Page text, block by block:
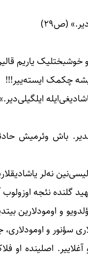
(ص۲۹)
خوشبختلیک یاریم
چکمک ایسته‌ییر!!!
ایلگیلی‌دیر.»
باش وئرمیش
نه‌لر
گلنده نئجه
و اومودلارین
سؤنور و اومودلاری،
اصلینده او